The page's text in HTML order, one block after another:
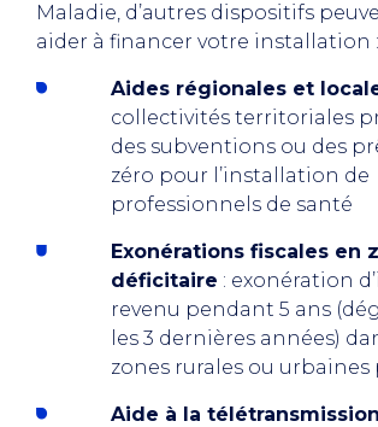
Maladie, d’autres dispositifs
aider à financer votre installation :
Aides régionales et
collectivités territoriales
des subventions ou des
zéro pour l’installation de
professionnels de santé
Exonérations fiscales en
déficitaire : exonération
revenu pendant 5 ans
les 3 dernières années)
zones rurales ou
Aide à la télétransmission